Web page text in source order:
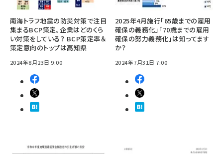
南海トラフ地震の防災対策で注目
集まるBCP策定。企業はどのくら
い対策をしている？ BCP策定率＆
策定意向のトップは高知県
2024年8月23日 9:00
2025年4月施行「65歳までの雇用
確保の義務化」「70歳までの雇用
確保の努力義務化」は知ってます
か？
2024年7月31日 7:00